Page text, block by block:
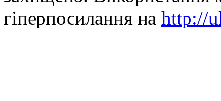
гіперпосилання на http://